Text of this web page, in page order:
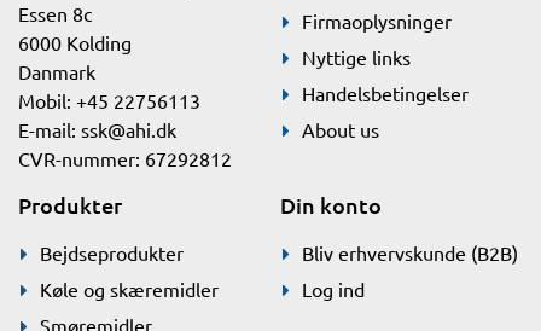
Essen 8c
6000 Kolding
Danmark
Mobil: +45 22756113
E-mail: ssk@ahi.dk
CVR-nummer: 67292812
Firmaoplysninger
Nyttige links
Handelsbetingelser
About us
Produkter
Bejdseprodukter
Køle og skæremidler
Smøremidler
Din konto
Bliv erhvervskunde (B2B)
Log ind